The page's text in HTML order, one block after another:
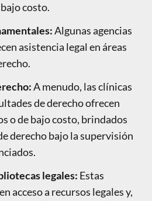
costo.
Algunas agencias
asistencia legal en áreas
A menudo, las clínicas
de derecho ofrecen
o de bajo costo, brindados
derecho bajo la supervisión
legales: Estas
acceso a recursos legales y,